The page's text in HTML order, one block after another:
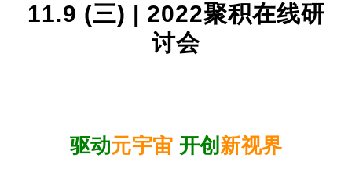
11.9 (三) | 2022聚积在线研
讨会
驱动元宇宙 开创新视界